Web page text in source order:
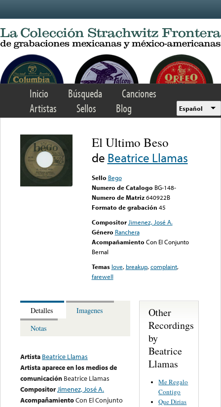
Inicio Búsqueda
Canciones
Artistas
Sellos Blog Español
El Ultimo Beso
de Beatrice Llamas
Sello Bego
Numero de Catalogo BG-148-
Numero de Matriz 640922B
Formato de grabación 45
Compositor Jimenez, José A.
Género Ranchera
Acompañamiento Con El Conjunto
Bernal
Temas love, breakup,complaint,
farewell
Detalles
Imagenes
Notas
Artista Beatrice Llamas
Artista aparece en los medios de
comunicación Beatrice Llamas
CompositorJimenez, José A.
AcompañamientoCon El Conjunto
Other
Recordings
by
Beatrice
Llamas
Me Regalo
Contigo
Que Dirias